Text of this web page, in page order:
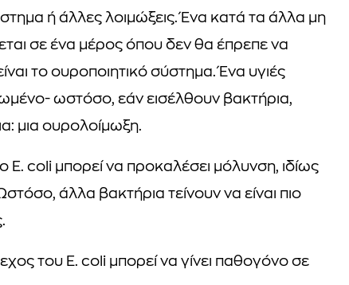
ή άλλες λοιμώξεις. Ένα κατά τα άλλα μη
σε ένα μέρος όπου δεν θα έπρεπε να
το ουροποιητικό σύστημα. Ένα υγιές
ωστόσο, εάν εισέλθουν βακτήρια,
μια ουρολοίμωξη.
E. coli μπορεί να προκαλέσει μόλυνση, ιδίως
άλλα βακτήρια τείνουν να είναι πιο
του E. coli μπορεί να γίνει παθογόνο σε